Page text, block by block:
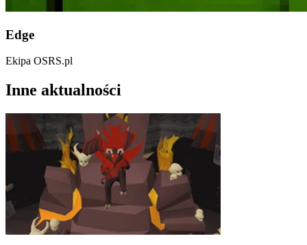
Edge
Ekipa OSRS.pl
Inne aktualności